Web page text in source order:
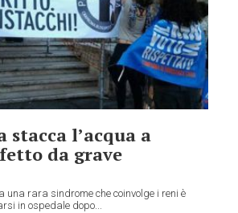
stacca l’acqua a
da grave
una rara sindrome che coinvolge i reni è
in ospedale dopo...